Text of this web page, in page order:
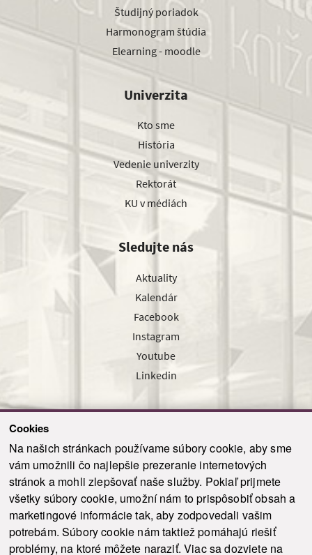
Cookies
Na našich stránkach používame súbory cookie, aby sme
vám umožnili čo najlepšie prezeranie internetových
stránok a mohli zlepšovať naše služby. Pokiaľ prijmete
všetky súbory cookie, umožní nám to prispôsobiť obsah a
marketingové informácie tak, aby zodpovedali vašim
potrebám. Súbory cookie nám taktiež pomáhajú riešiť
problémy, na ktoré môžete naraziť. Viac sa dozviete na
Študijný poriadok
Harmonogram štúdia
Elearning - moodle
Univerzita
Kto sme
História
Vedenie univerzity
Rektorát
KU v médiách
Sledujte nás
Aktuality
Kalendár
Facebook
Instagram
Youtube
Linkedin
Odoslať